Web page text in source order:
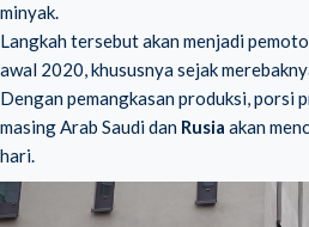
minyak.
Langkah tersebut akan menjadi
awal 2020, khususnya sejak
Dengan pemangkasan produksi, porsi
masing Arab Saudi dan Rusia akan
hari.